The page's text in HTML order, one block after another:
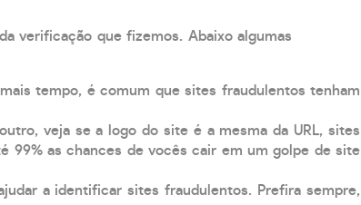
verificação que fizemos. Abaixo algumas
tempo, é comum que sites fraudulentos tenham
veja se a logo do site é a mesma da URL, sites
99% as chances de vocês cair em um golpe de site
a identificar sites fraudulentos. Prefira sempre,